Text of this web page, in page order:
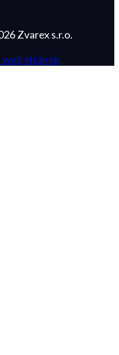
Zvarex s.r.o.
web stránok